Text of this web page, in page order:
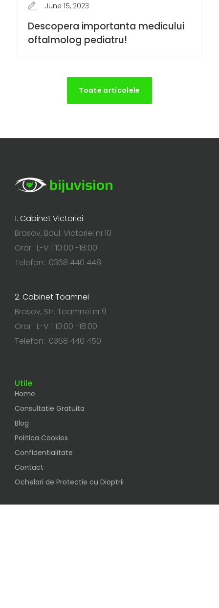
June 15, 2023
Descopera importanta medicului
oftalmolog pediatru!
Toate articolele
1. Cabinet Victoriei
Brasov, Bdul. Victoriei nr.10
Orar: L-V | 10:00 -18:00
Telefon: 0368 440 448
2. Cabinet Toamnei
Brasov, Str. Toamnei nr.9
Orar: L-V | 10:00 -18:00
Telefon: 0368 440 450
Utile
Home
Consultatie Gratuita
Blog
Politica Cookies
Confidentialitate
Contact
Ochelari de Protectie cu Dioptrii